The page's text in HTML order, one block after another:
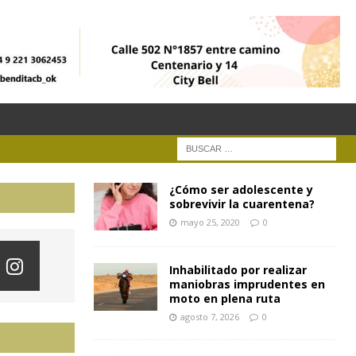
¿Cómo ser adolescente y
sobrevivir la cuarentena?
mayo 25, 2020 0
Inhabilitado por realizar
maniobras imprudentes en
moto en plena ruta
agosto 7, 2026 0